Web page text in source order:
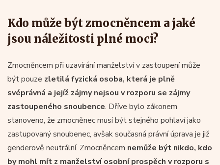
Kdo může být zmocněncem a jaké
jsou náležitosti plné moci?
Zmocněncem při uzavírání manželství v zastoupení může
být pouze zletilá fyzická osoba, která je plně
svéprávná a jejíž zájmy nejsou v rozporu se zájmy
zastoupeného snoubence. Dříve bylo zákonem
stanoveno, že zmocněnec musí být stejného pohlaví jako
zastupovaný snoubenec, avšak současná právní úprava je již
genderově neutrální. Zmocněncem nemůže být nikdo, kdo
by mohl mít z manželství osobní prospěch v rozporu s